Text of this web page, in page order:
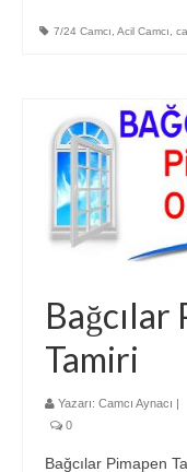
7/24 Camcı Acil Camcı
Bağcılar
Tamiri
Yazarı: Camcı Aynacı
0
Bağcılar Pimapen